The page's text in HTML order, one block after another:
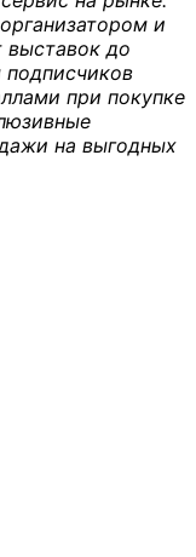
и
до
при покупке
на выгодных